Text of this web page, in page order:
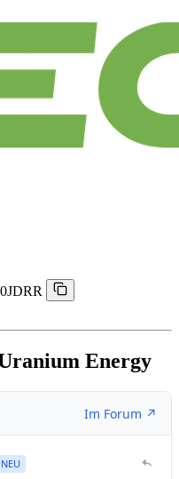
Energy